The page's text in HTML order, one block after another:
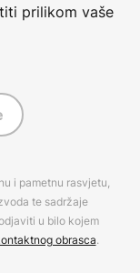
prilikom vaše
i pametnu rasvjetu,
te sadržaje
u bilo kojem
obrasca.